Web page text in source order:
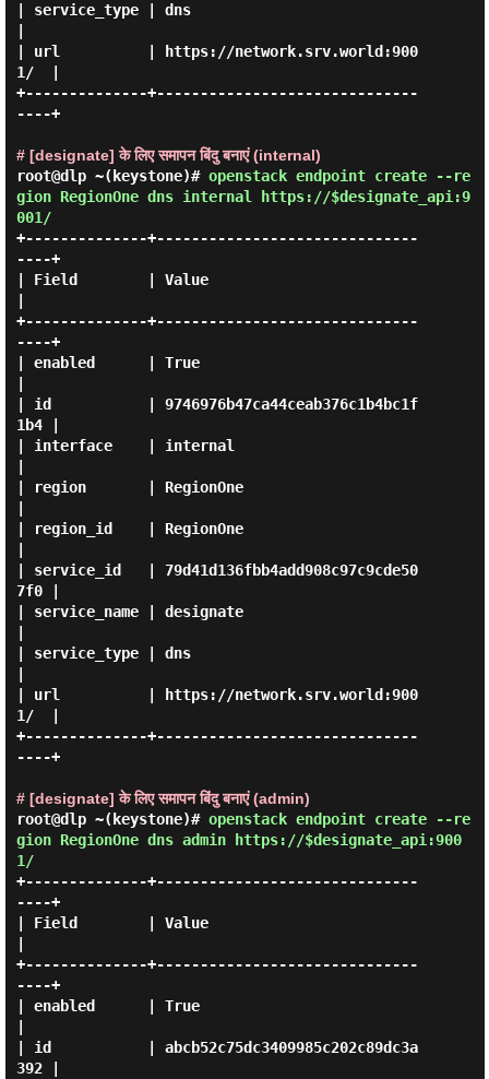
| service_type | dns
| url          | https://network.srv.world:900
1/  |
+--------------+------------------------------
----+
# [designate] के लिए समापन बिंदु बनाएं (internal)
root@dlp ~(keystone)# openstack endpoint create --re
gion RegionOne dns internal https://$designate_api:9
001/
+--------------+------------------------------
----+
| Field        | Value
+--------------+------------------------------
----+
| enabled      | True
| id           | 9746976b47ca44ceab376c1b4bc1f
1b4 |
| interface    | internal
| region       | RegionOne
| region_id    | RegionOne
| service_id   | 79d41d136fbb4add908c97c9cde50
7f0 |
| service_name | designate
| service_type | dns
| url          | https://network.srv.world:900
1/  |
+--------------+------------------------------
----+
# [designate] के लिए समापन बिंदु बनाएं (admin)
root@dlp ~(keystone)# openstack endpoint create --re
gion RegionOne dns admin https://$designate_api:900
1/
+--------------+------------------------------
----+
| Field        | Value
+--------------+------------------------------
----+
| enabled      | True
| id           | abcb52c75dc3409985c202c89dc3a
392 |